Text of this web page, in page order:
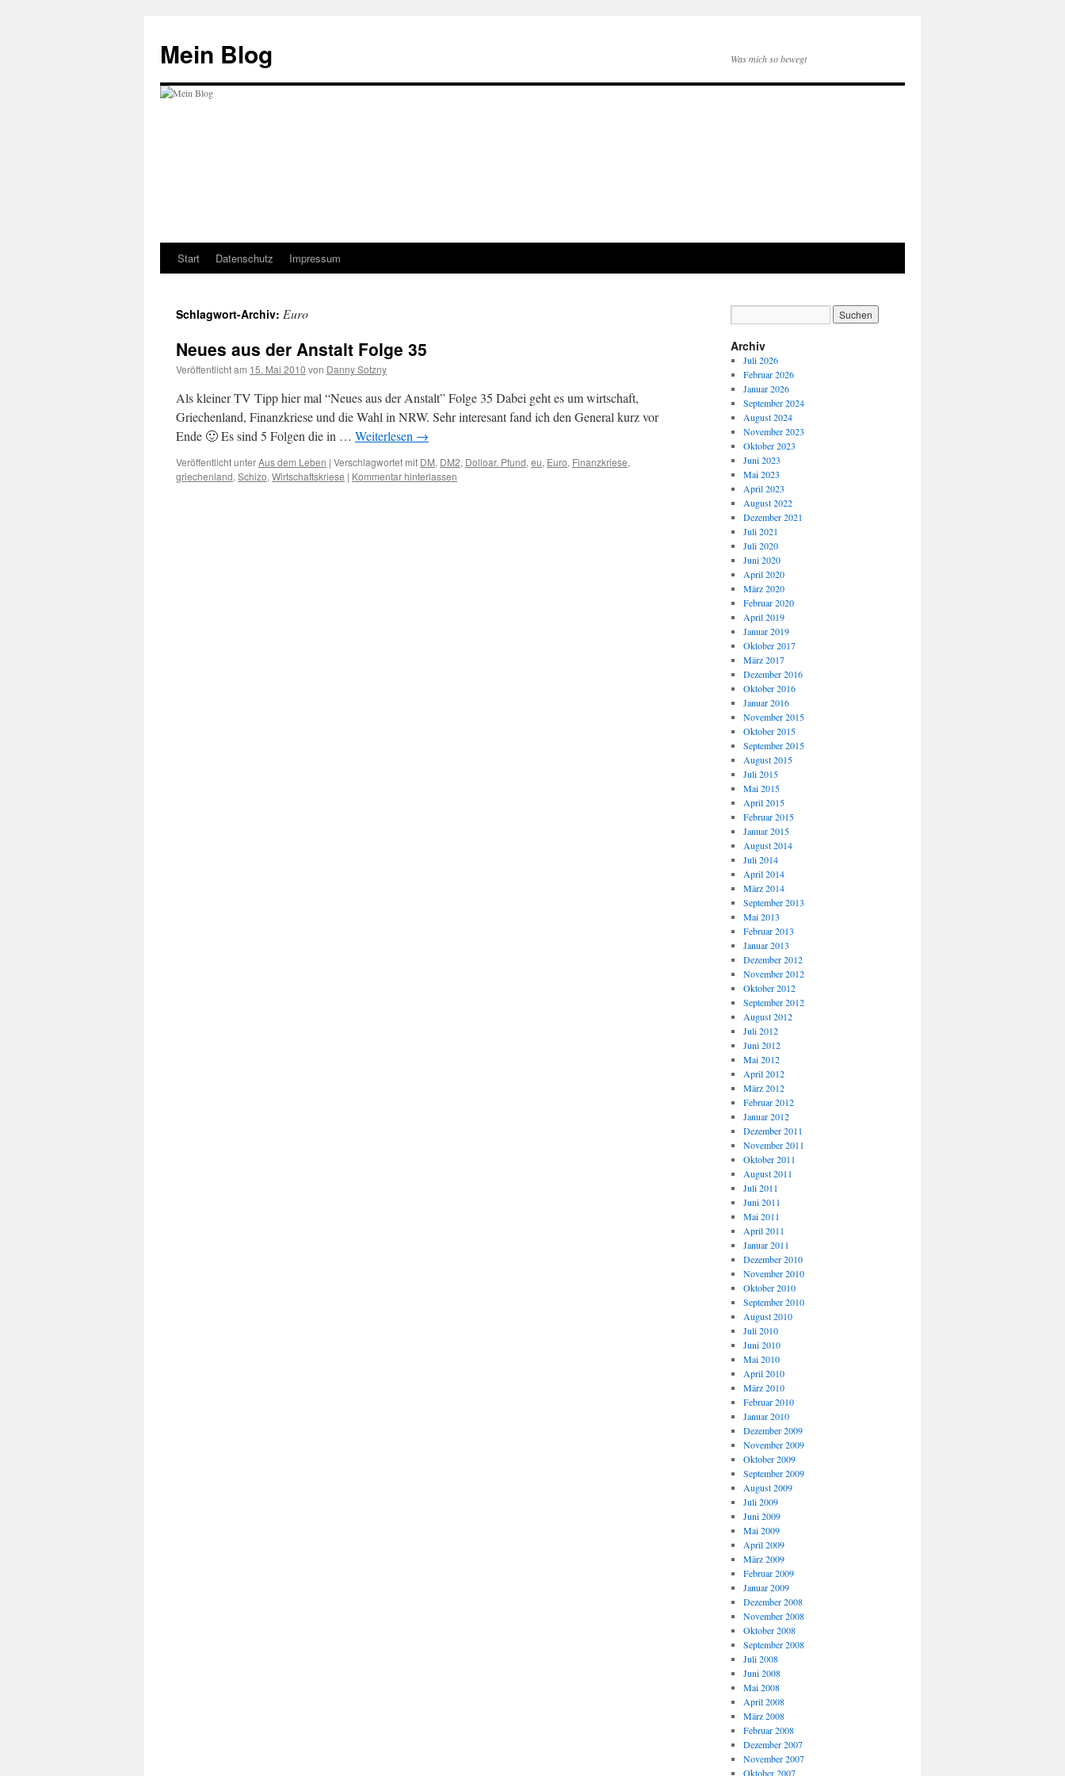
springen
Mein Blog Was mich so bewegt
Start Datenschutz Impressum
Schlagwort-Archiv: Euro
Neues aus der Anstalt Folge 35
Veröffentlicht am 15. Mai 2010 von Danny Sotzny
Als kleiner TV Tipp hier mal “Neues aus der Anstalt” Folge 35 Dabei geht es um wirtschaft,
Griechenland, Finanzkriese und die Wahl in NRW. Sehr interesant fand ich den General kurz vor
Ende 🙂 Es sind 5 Folgen die in … Weiterlesen →
Veröffentlicht unterAus dem Leben | Verschlagwortet mit DM, DM2, Dolloar. Pfund, eu, Euro, Finanzkriese,
griechenland, Schizo, Wirtschaftskriese | Kommentar hinterlassen
Archiv
Juli 2026
Februar 2026
Januar 2026
September 2024
August 2024
November 2023
Oktober 2023
Juni 2023
Mai 2023
April 2023
August 2022
Dezember 2021
Juli 2021
Juli 2020
Juni 2020
April 2020
März 2020
Februar 2020
April 2019
Januar 2019
Oktober 2017
März 2017
Dezember 2016
Oktober 2016
Januar 2016
November 2015
Oktober 2015
September 2015
August 2015
Juli 2015
Mai 2015
April 2015
Februar 2015
Januar 2015
August 2014
Juli 2014
April 2014
März 2014
September 2013
Mai 2013
Februar 2013
Januar 2013
Dezember 2012
November 2012
Oktober 2012
September 2012
August 2012
Juli 2012
Juni 2012
Mai 2012
April 2012
März 2012
Februar 2012
Januar 2012
Dezember 2011
November 2011
Oktober 2011
August 2011
Juli 2011
Juni 2011
Mai 2011
April 2011
Januar 2011
Dezember 2010
November 2010
Oktober 2010
September 2010
August 2010
Juli 2010
Juni 2010
Mai 2010
April 2010
März 2010
Februar 2010
Januar 2010
Dezember 2009
November 2009
Oktober 2009
September 2009
August 2009
Juli 2009
Juni 2009
Mai 2009
April 2009
März 2009
Februar 2009
Januar 2009
Dezember 2008
November 2008
Oktober 2008
September 2008
Juli 2008
Juni 2008
Mai 2008
April 2008
März 2008
Februar 2008
Dezember 2007
November 2007
Oktober 2007